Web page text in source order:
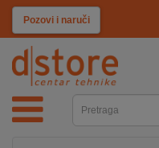
Pozovi i naruči
KATEGORIJE
TV
SAT